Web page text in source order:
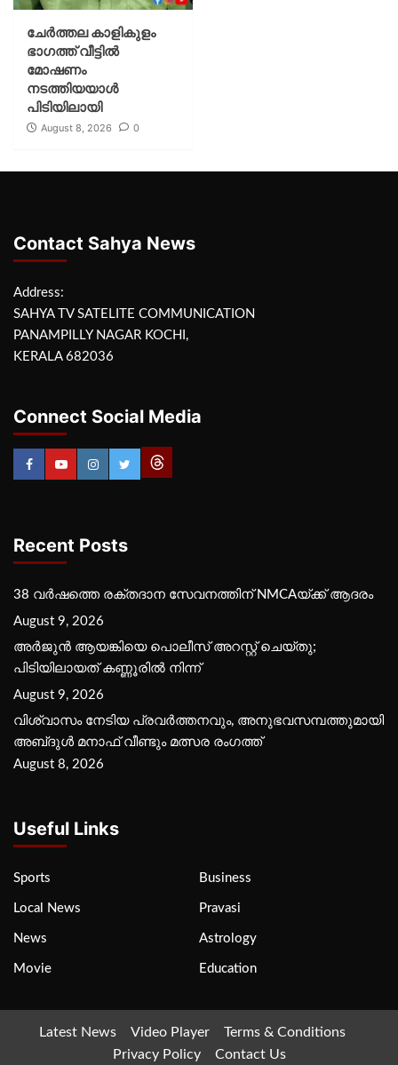
ചേർത്തല കാളികുളം
ഭാഗത്ത് വീട്ടിൽ
മോഷണം
നടത്തിയയാൾ
പിടിയിലായി
August 8, 2026 0
Contact Sahya News
Address:
SAHYA TV SATELITE COMMUNICATION
PANAMPILLY NAGAR KOCHI,
KERALA 682036
Connect Social Media
Recent Posts
38 വർഷത്തെ രക്തദാന സേവനത്തിന് NMCAയ്ക്ക് ആദരം
August 9, 2026
അർജുൻ ആയങ്കിയെ പൊലീസ് അറസ്റ്റ് ചെയ്‌തു;
പിടിയിലായത് കണ്ണൂരിൽ നിന്ന്
August 9, 2026
വിശ്വാസം നേടിയ പ്രവർത്തനവും, അനുഭവസമ്പത്തുമായി
അബ്‌ദുൾ മനാഫ് വീണ്ടും മത്സര രംഗത്ത്
August 8, 2026
Useful Links
Sports Business
Local News Pravasi
News Astrology
Movie Education
Latest News Video Player
Terms & Conditions
Privacy Policy
Contact Us